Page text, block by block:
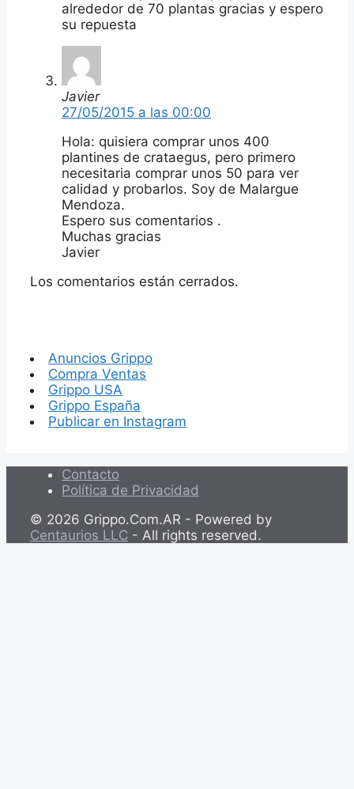
alrededor de 70 plantas gracias y espero
su repuesta
Javier
27/05/2015 a las 00:00
Hola: quisiera comprar unos 400
plantines de crataegus, pero primero
necesitaria comprar unos 50 para ver
calidad y probarlos. Soy de Malargue
Mendoza.
Espero sus comentarios .
Muchas gracias
Javier
Los comentarios están cerrados.
Anuncios Grippo
Compra Ventas
Grippo USA
Grippo España
Publicar en Instagram
Contacto
Política de Privacidad
© 2026 Grippo.Com.AR - Powered by
Centaurios LLC - All rights reserved.